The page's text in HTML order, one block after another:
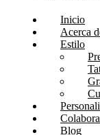
Inicio
Acerca
Estilo
Blog